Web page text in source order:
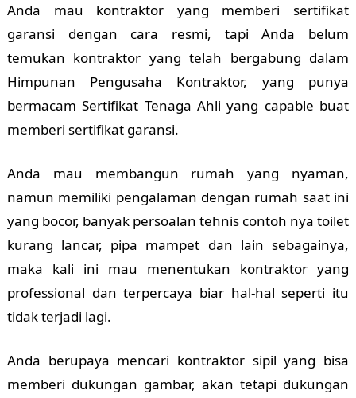
Anda mau kontraktor yang memberi sertifikat
garansi dengan cara resmi, tapi Anda belum
temukan kontraktor yang telah bergabung dalam
Himpunan Pengusaha Kontraktor, yang punya
bermacam Sertifikat Tenaga Ahli yang capable buat
memberi sertifikat garansi.
Anda mau membangun rumah yang nyaman,
namun memiliki pengalaman dengan rumah saat ini
yang bocor, banyak persoalan tehnis contoh nya toilet
kurang lancar, pipa mampet dan lain sebagainya,
maka kali ini mau menentukan kontraktor yang
professional dan terpercaya biar hal-hal seperti itu
tidak terjadi lagi.
Anda berupaya mencari kontraktor sipil yang bisa
memberi dukungan gambar, akan tetapi dukungan